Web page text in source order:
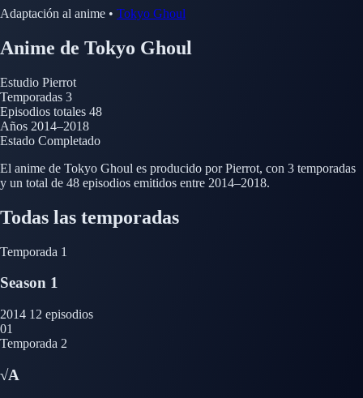
Adaptación al anime • Tokyo Ghoul
Anime de Tokyo Ghoul
Estudio Pierrot
Temporadas 3
Episodios totales 48
Años 2014–2018
Estado Completado
El anime de Tokyo Ghoul es producido por Pierrot, con 3 temporadas
y un total de 48 episodios emitidos entre 2014–2018.
Todas las temporadas
Temporada 1
Season 1
2014 12 episodios
01
Temporada 2
√A